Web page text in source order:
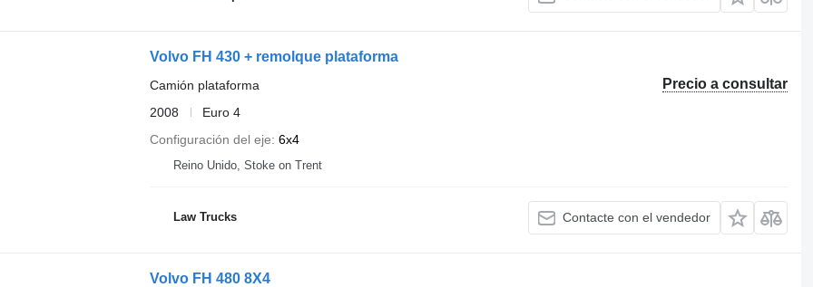
Volvo FH 430 + remolque plataforma
Precio a consultar
Camión plataforma
2008
Euro 4
Configuración del eje 6x4
Reino Unido, Stoke on Trent
Law Trucks Contacte con el vendedor
Volvo FH 480 8X4